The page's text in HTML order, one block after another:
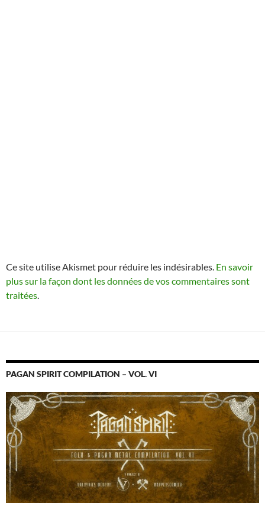
Ce site utilise Akismet pour réduire les indésirables. En savoir
plus sur la façon dont les données de vos commentaires sont
traitées.
PAGAN SPIRIT COMPILATION – VOL. VI